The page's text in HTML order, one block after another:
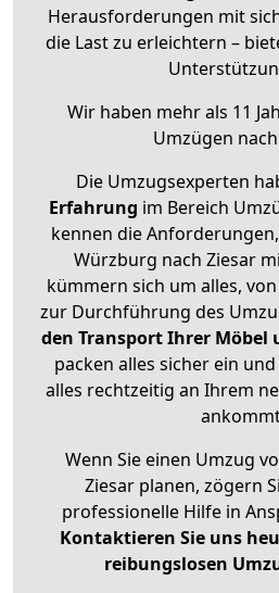
Herausforderungen mit
die Last zu erleichtern –
Wir haben mehr als 11
Umzügen nach
Die Umzugsexperten
Erfahrung im Bereich
kennen die
Würzburg nach Ziesar
kümmern sich um alles,
zur Durchführung des
den Transport Ihrer Möbel
packen alles sicher ein
alles rechtzeitig an Ihrem
Wenn Sie einen Umzug
Ziesar planen, zögern
professionelle Hilfe in
Kontaktieren Sie uns
reibungslosen